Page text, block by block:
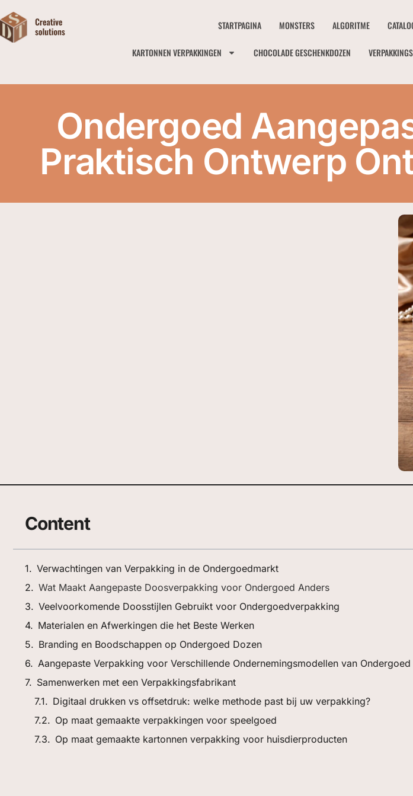
STARTPAGINA MONSTERS ALGORITME
KARTONNEN VERPAKKINGEN CHOCOLADE GESCHENKDOZEN
Ondergoed
Praktisch Ontwerp
Content
Verwachtingen van Verpakking in de Ondergoedmarkt
Wat Maakt Aangepaste Doosverpakking voor Ondergoed Anders
Veelvoorkomende Doosstijlen Gebruikt voor Ondergoedverpakking
Materialen en Afwerkingen die het Beste Werken
Branding en Boodschappen op Ondergoed Dozen
Aangepaste Verpakking voor Verschillende Ondernemingsmodellen van Ondergoed
Samenwerken met een Verpakkingsfabrikant
Digitaal drukken vs offsetdruk: welke methode past bij uw verpakking?
Op maat gemaakte verpakkingen voor speelgoed
Op maat gemaakte kartonnen verpakking voor huisdierproducten